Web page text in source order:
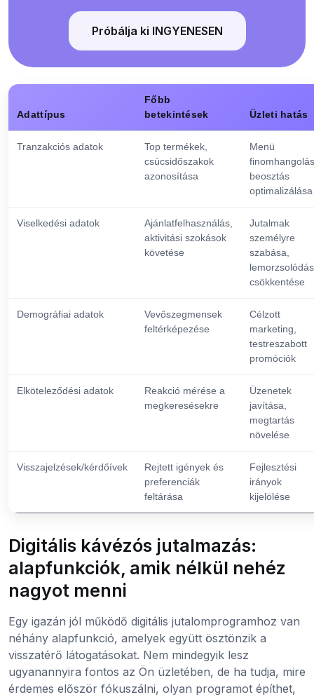
Próbálja ki INGYENESEN
Adattípus
Főbb
betekintések
Üzleti hatás
Tranzakciós adatok
Top termékek,
csúcsidőszakok
azonosítása
Menü
beosztás
optimalizálása
Viselkedési adatok
Ajánlatfelhasználás,
aktivitási szokások
követése
Jutalmak
személyre
szabása,
lemorzsolódás
csökkentése
Demográfiai adatok
Vevőszegmensek
feltérképezése
Célzott
marketing,
testreszabott
promóciók
Elköteleződési adatok
Reakció mérése a
megkeresésekre
Üzenetek
javítása,
megtartás
növelése
Visszajelzések/kérdőívek
Rejtett igények és
preferenciák
feltárása
Fejlesztési
irányok
kijelölése
Digitális kávézós jutalmazás:
alapfunkciók, amik nélkül nehéz
nagyot menni
Egy igazán jól működő digitális jutalomprogramhoz van
néhány alapfunkció, amelyek együtt ösztönzik a
visszatérő látogatásokat. Nem mindegyik lesz
ugyanannyira fontos az Ön üzletében, de ha tudja, mire
érdemes először fókuszálni, olyan programot építhet,